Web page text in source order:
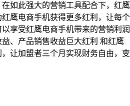
如此强大的营销工具配合下，红鹰
鹰电商手机获得更多红利，让每个
享受红鹰电商手机带来的营销利润
、产品销售收益巨大红利 和红鹰
让加盟者三个月实现财务自由，变